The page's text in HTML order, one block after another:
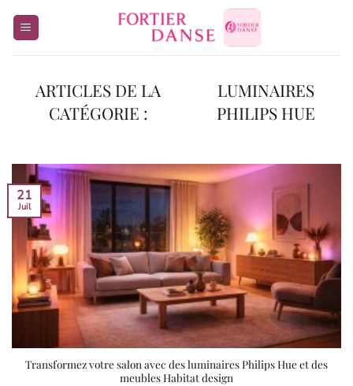
LUMINAIRES
PHILIPS HUE
Transformez votre salon avec des luminaires Philips Hue et des
meubles Habitat design
21
Juil